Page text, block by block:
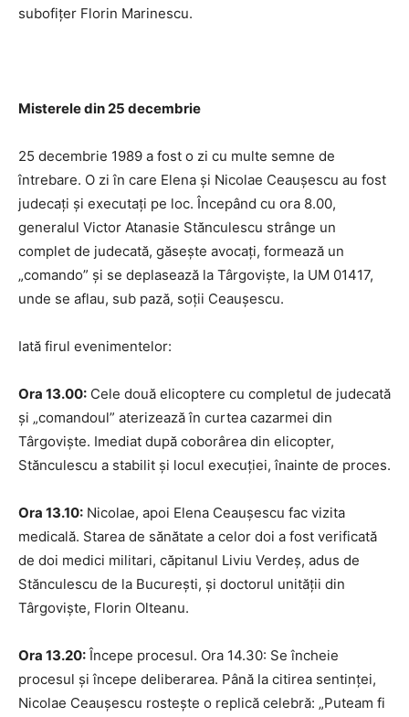
subofiţer Florin Marinescu.
Misterele din 25 decembrie
25 decembrie 1989 a fost o zi cu multe semne de
întrebare. O zi în care Elena şi Nicolae Ceauşescu au fost
judecaţi şi executaţi pe loc. Începând cu ora 8.00,
generalul Victor Atanasie Stănculescu strânge un
complet de judecată, găseşte avocaţi, formează un
„comando” şi se deplasează la Târgovişte, la UM 01417,
unde se aflau, sub pază, soţii Ceauşescu.
Iată firul evenimentelor:
Ora 13.00: Cele două elicoptere cu completul de judecată
şi „comandoul” aterizează în curtea cazarmei din
Târgovişte. Imediat după coborârea din elicopter,
Stănculescu a stabilit şi locul execuţiei, înainte de proces.
Ora 13.10: Nicolae, apoi Elena Ceauşescu fac vizita
medicală. Starea de sănătate a celor doi a fost verificată
de doi medici militari, căpitanul Liviu Verdeş, adus de
Stănculescu de la Bucureşti, şi doctorul unităţii din
Târgovişte, Florin Olteanu.
Ora 13.20: Începe procesul. Ora 14.30: Se încheie
procesul şi începe deliberarea. Până la citirea sentinţei,
Nicolae Ceauşescu rosteşte o replică celebră: „Puteam fi